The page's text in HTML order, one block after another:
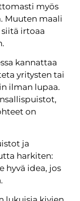
myös
Muuten maali
siitä irtoaa
kannattaa
yritysten tai
ilman lupaa.
on
ja
harkiten:
hyvä idea, jos